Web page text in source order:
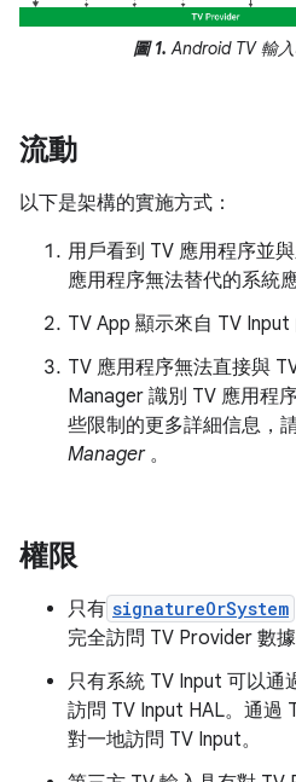
圖 1. Android TV 輸
流動
以下是架構的實施方式：
用戶看到 TV 應用程序並
應用程序無法替代的系統
TV App 顯示來自 TV Input
TV 應用程序無法直接與
Manager 識別 TV 應用程
些限制的更多詳細信息，
Manager。
權限
只有 signatureOrSystem
完全訪問 TV Provider 數
只有系統 TV Input 可以通
訪問 TV Input HAL。通過
對一地訪問 TV Input。